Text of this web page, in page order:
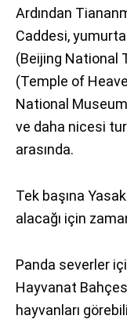
Ardından
Caddesi,
(Beijing National
(Temple of
National
ve daha nicesi
arasında.
Tek başına
alacağı için
Panda severler
Hayvanat
hayvanları